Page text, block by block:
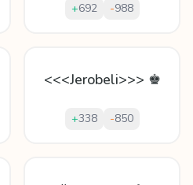
+692 -988
<<<Jerobeli>>> ♚
+338 -850